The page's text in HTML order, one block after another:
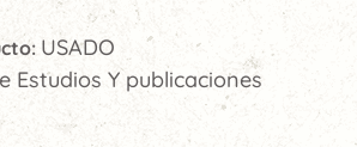
USADO
Estudios Y publicaciones